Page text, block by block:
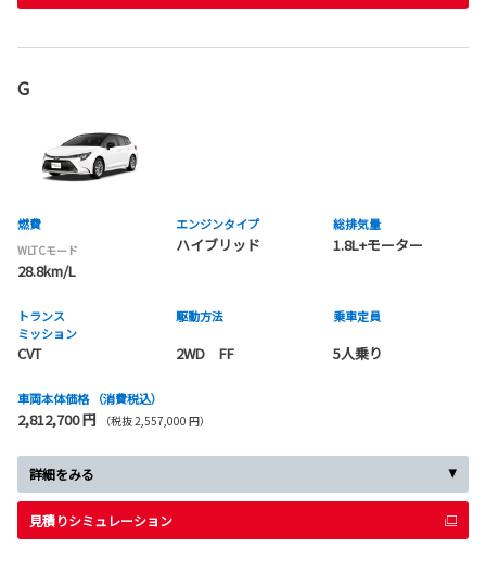
G
燃費
WLTCモード
28.8km/L
エンジンタイプ
ハイブリッド
総排気量
1.8L+モーター
トランス
ミッション
CVT
駆動方法
2WD FF
乗車定員
5人乗り
車両本体価格 （消費税込）
2,812,700 円 （税抜 2,557,000 円）
詳細をみる
見積りシミュレーション